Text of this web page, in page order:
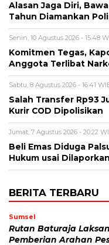
Alasan Jaga Diri,
Tahun Diamankan
Senin, 10 Agustus 2026 - 15:48
Komitmen Tegas,
Anggota Terlibat
Sabtu, 8 Agustus 2026 - 16:41
Salah Transfer Rp93
Kurir COD Dipolisikan
Jumat, 7 Agustus 2026 - 20:22
Beli Emas Diduga
Hukum usai
BERITA TERBARU
Sumsel
Rutan Baturaja
Pemberian Arahan